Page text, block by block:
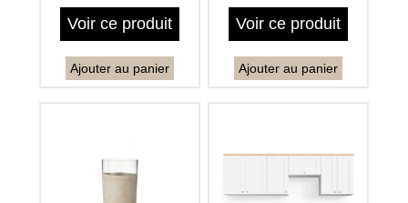
Voir ce produit
Ajouter au panier
Voir ce produit
Ajouter au panier